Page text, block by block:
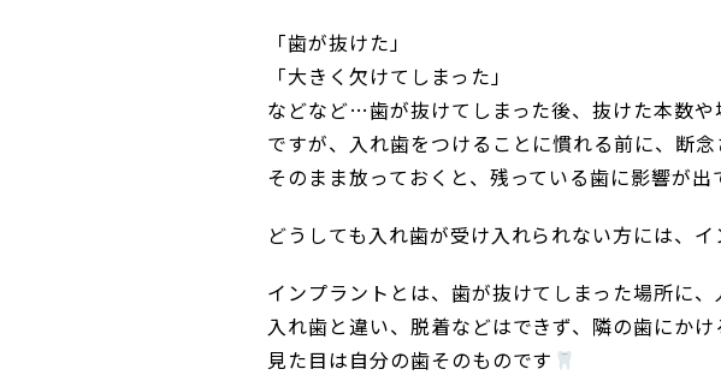
「歯が抜けた」
「大きく欠けてしまった」
などなど…歯が抜けてしまった後、抜けた本数や
ですが、入れ歯をつけることに慣れる前に、断念
そのまま放っておくと、残っている歯に影響が出
どうしても入れ歯が受け入れられない方には、
インプラントとは、歯が抜けてしまった場所に、
入れ歯と違い、脱着などはできず、隣の歯にかけ
見た目は自分の歯そのものです